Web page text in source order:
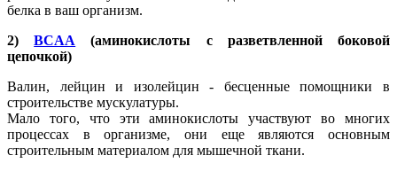
белка в ваш организм.
2)BCAA
(аминокислоты с разветвленной боковой
цепочкой)
Валин, лейцин и изолейцин - бесценные помощники в
строительстве мускулатуры.
Мало того, что эти аминокислоты участвуют во многих
процессах в организме, они еще являются основным
строительным материалом для мышечной ткани.